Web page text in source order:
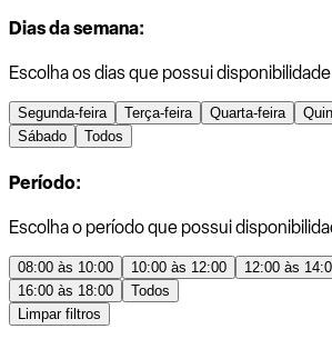
Dias da semana:
Escolha os dias que possui disponibilidade
Segunda-feira Terça-feira Quarta-feira
Sábado
Todos
Período:
Escolha o período que possui
08:00 às 10:00 10:00 às 12:00 12:00 às
16:00 às 18:00
Todos
Limpar filtros